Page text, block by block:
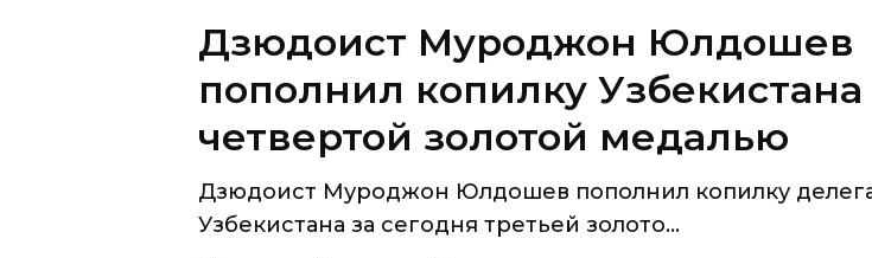
Дзюдоист Муроджон Юлдошев
пополнил копилку Узбекистана
четвертой золотой медалью